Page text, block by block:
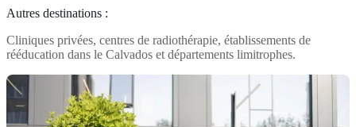
Autres destinations :
Cliniques privées, centres de radiothérapie, établissements de
rééducation dans le Calvados et départements limitrophes.